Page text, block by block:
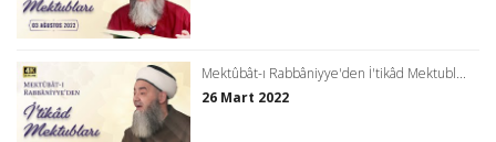
Mektûbât-ı Rabbâniyye'den İ'tikâd Mektubl...
26 Mart 2022